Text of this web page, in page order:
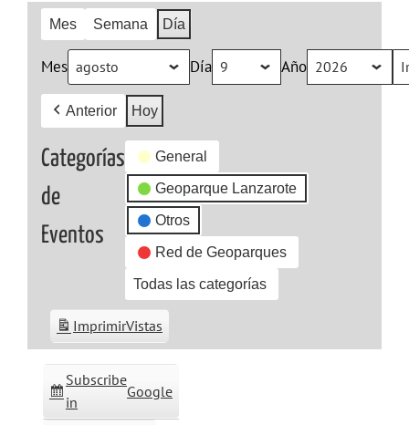
Mes Semana Día
Mes Día Año
Anterior Hoy
Categorías
de
Eventos
General
Geoparque Lanzarote
Otros
Red de Geoparques
Todas las categorías
Subscribe
in
Google
ImprimirVistas